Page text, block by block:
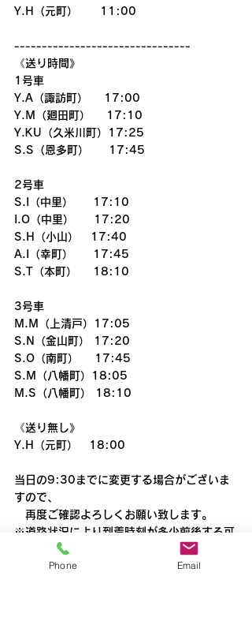
Y.H（元町）　　11:00
--------------------------------
《送り時間》
1号車
Y.A（諏訪町）    17:00
Y.M（廻田町）    17:10
Y.KU（久米川町）17:25
S.S（恩多町）     17:45
2号車
S.I（中里）     17:10
I.O（中里）     17:20
S.H（小山）   17:40
A.I（幸町）     17:45
S.T（本町）    18:10
3号車
M.M（上清戸）17:05
S.N（金山町） 17:20
S.O（南町）    17:45
S.M（八幡町）18:05
M.S（八幡町） 18:10
《送り無し》
Y.H（元町）　18:00
当日の9:30までに変更する場合がございま
すので、
再度ご確認よろしくお願い致します。
※道路状況により到着時刻が多少前後する可
能性があります。
Phone Email